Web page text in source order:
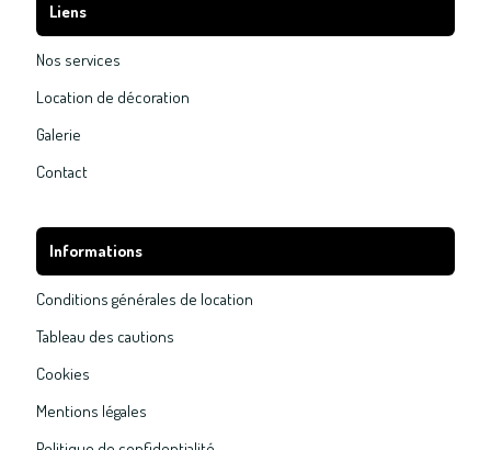
Liens
Nos services
Location de décoration
Galerie
Contact
Informations
Conditions générales de location
Tableau des cautions
Cookies
Mentions légales